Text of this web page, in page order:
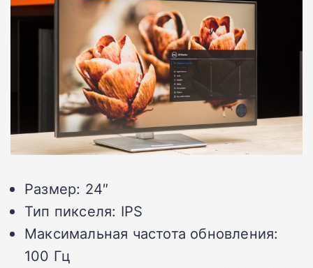
Размер: 24″
Тип пикселя: IPS
Максимальная частота обновления:
100 Гц